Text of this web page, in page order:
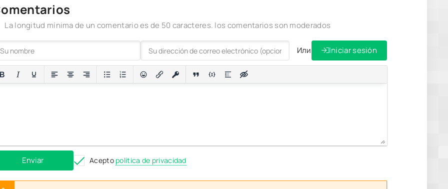
La longitud mínima de un comentario es de 50 caracteres. los comentarios son moderados
Или Iniciar sesión
Enviar Acepto política de privacidad